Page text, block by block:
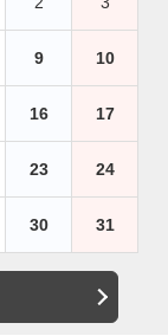
9 10
16 17
23 24
30 31